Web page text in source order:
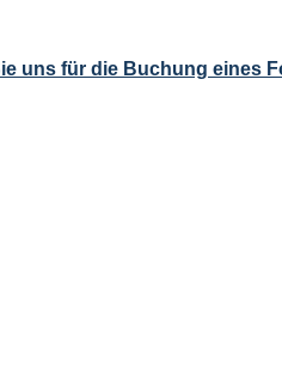
uns für die Buchung eines